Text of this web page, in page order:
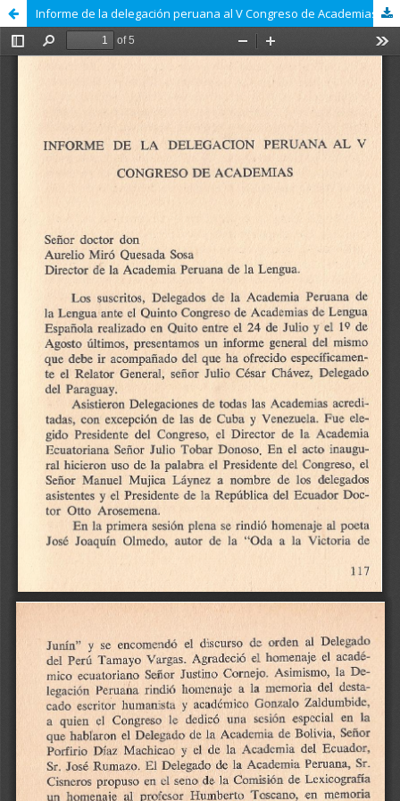
Informe de la delegación peruana al V Congreso de Academias